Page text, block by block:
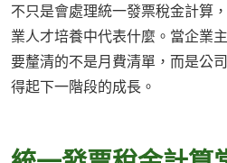
不只是會處理統一發票稅金計算
業人才培養中代表什麼。當企業
要釐清的不是月費清單，而是公
得起下一階段的成長。